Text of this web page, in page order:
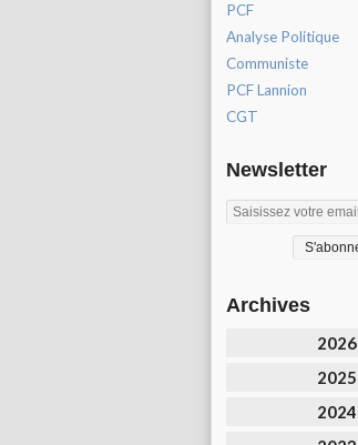
PCF
Analyse Politique
Communiste
PCF Lannion
CGT
Newsletter
Archives
2026
2025
2024